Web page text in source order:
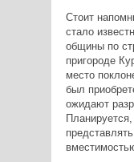
Стоит
стало
общины по
пригороде
место
был
ожидают